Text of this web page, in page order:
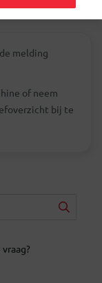
melding
of neem
bij te